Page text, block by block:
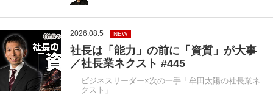
2026.08.5 NEW
社長は「能力」の前に「資質」が大事
／社長業ネクスト #445
ビジネスリーダー×次の一手「牟田太陽の社長業ネ
クスト」